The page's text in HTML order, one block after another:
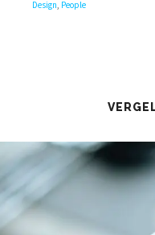
Design People